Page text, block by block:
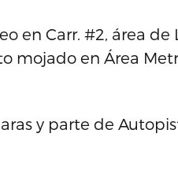
en Carr. #2, área de
mojado en Área
y parte de